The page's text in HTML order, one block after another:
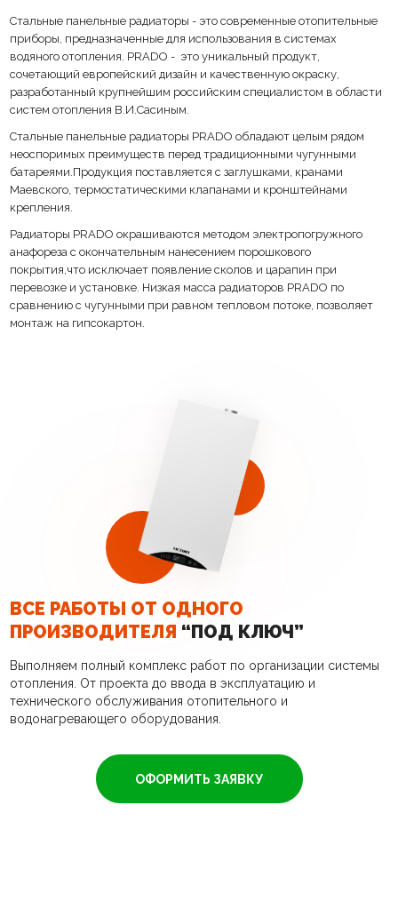
Стальные панельные радиаторы - это современные отопительные
приборы, предназначенные для использования в системах
водяного отопления. PRADO - это уникальный продукт,
сочетающий европейский дизайн и качественную окраску,
разработанный крупнейшим российским специалистом в области
систем отопления В.И.Сасиным.
Стальные панельные радиаторы PRADO обладают целым рядом
неоспоримых преимуществ перед традиционными чугунными
батареями.Продукция поставляется с заглушками, кранами
Маевского, термостатическими клапанами и кронштейнами
крепления.
Радиаторы PRADO окрашиваются методом электропогружного
анафореза с окончательным нанесением порошкового
покрытия,что исключает появление сколов и царапин при
перевозке и установке. Низкая масса радиаторов PRADO по
сравнению с чугунными при равном тепловом потоке, позволяет
монтаж на гипсокартон.
ВСЕ РАБОТЫ ОТ ОДНОГО
ПРОИЗВОДИТЕЛЯ “ПОД КЛЮЧ”
Выполняем полный комплекс работ по организации системы
отопления. От проекта до ввода в эксплуатацию и
технического обслуживания отопительного и
водонагревающего оборудования.
ОФОРМИТЬ ЗАЯВКУ